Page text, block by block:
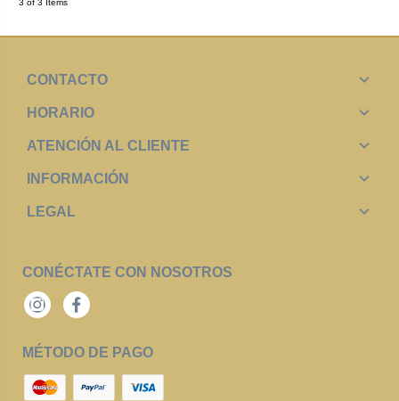
3 of 3 Items
CONTACTO
HORARIO
ATENCIÓN AL CLIENTE
INFORMACIÓN
LEGAL
CONÉCTATE CON NOSOTROS
InstagramFacebook
MÉTODO DE PAGO